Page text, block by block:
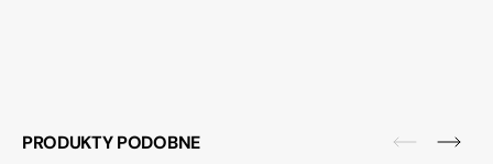
PRODUKTY PODOBNE